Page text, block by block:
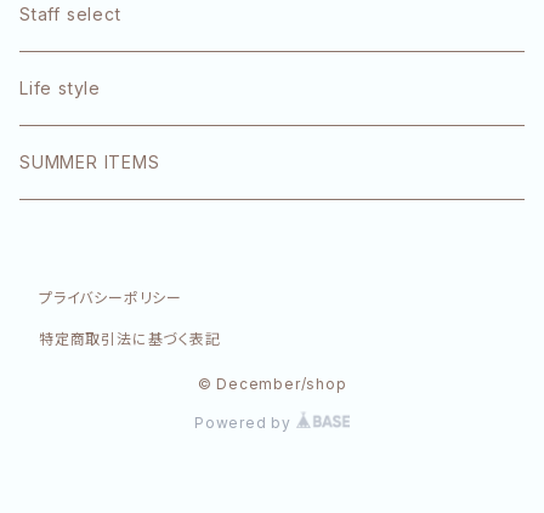
1DK
エクラリティ
E-STANDARD
Staff select
Life style
SUMMER ITEMS
プライバシーポリシー
特定商取引法に基づく表記
© December/shop
Powered by